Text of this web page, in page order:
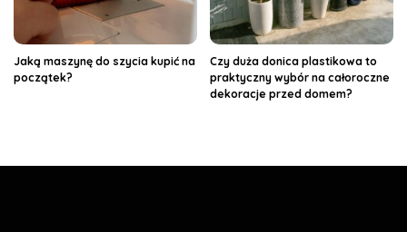
Jaką maszynę do szycia kupić na
początek?
Czy duża donica plastikowa to
praktyczny wybór na całoroczne
dekoracje przed domem?